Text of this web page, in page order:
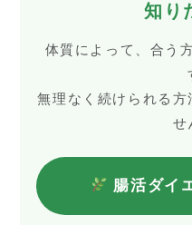
知り
体質によって、合う
無理なく続けられる方
せ
腸活ダイ